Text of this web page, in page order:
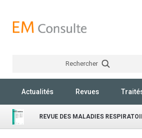
Rechercher
Actualités Revues
REVUE DES MALADIES